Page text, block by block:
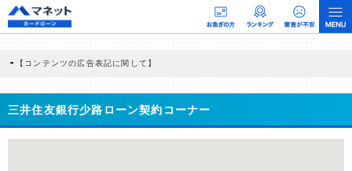
【コンテンツの広告表記に関して】
商品を根拠なくPRするものではなく、当編集部の調査／ユーザーへの口コミ収集な
どに基づき、公平性を担保した情報提供を行っています。
>提携企業一覧
三井住友銀行少路ローン契約コーナー